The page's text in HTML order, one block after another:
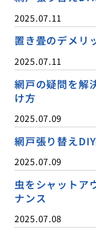
2025.07.11
置き畳のデメリ
2025.07.11
網戸の疑問を解
け方
2025.07.09
網戸張り替え
2025.07.09
虫をシャットア
ナンス
2025.07.08